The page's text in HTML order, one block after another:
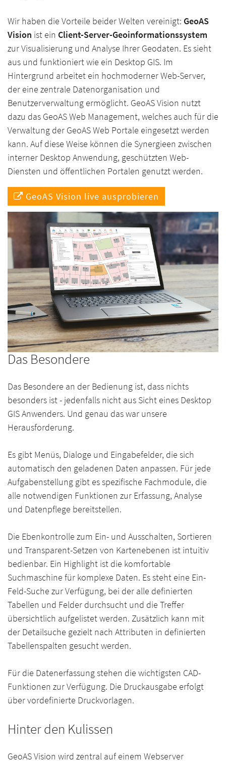
Wir haben die Vorteile beider Welten vereinigt: GeoAS
Vision ist ein Client-Server-Geoinformationssystem
zur Visualisierung und Analyse Ihrer Geodaten. Es sieht
aus und funktioniert wie ein Desktop GIS. Im
Hintergrund arbeitet ein hochmoderner Web-Server,
der eine zentrale Datenorganisation und
Benutzerverwaltung ermöglicht. GeoAS Vision nutzt
dazu das GeoAS Web Management, welches auch für die
Verwaltung der GeoAS Web Portale eingesetzt werden
kann. Auf diese Weise können die Synergieen zwischen
interner Desktop Anwendung, geschützten Web-
Diensten und öffentlichen Portalen genutzt werden.
GeoAS Vision live ausprobieren
Das Besondere
Das Besondere an der Bedienung ist, dass nichts
besonders ist - jedenfalls nicht aus Sicht eines Desktop
GIS Anwenders. Und genau das war unsere
Herausforderung.
Es gibt Menüs, Dialoge und Eingabefelder, die sich
automatisch den geladenen Daten anpassen. Für jede
Aufgabenstellung gibt es spezifische Fachmodule, die
alle notwendigen Funktionen zur Erfassung, Analyse
und Datenpflege bereitstellen.
Die Ebenkontrolle zum Ein- und Ausschalten, Sortieren
und Transparent-Setzen von Kartenebenen ist intuitiv
bedienbar. Ein Highlight ist die komfortable
Suchmaschine für komplexe Daten. Es steht eine Ein-
Feld-Suche zur Verfügung, bei der alle definierten
Tabellen und Felder durchsucht und die Treffer
übersichtlich aufgelistet werden. Zusätzlich kann mit
der Detailsuche gezielt nach Attributen in definierten
Tabellenspalten gesucht werden.
Für die Datenerfassung stehen die wichtigsten CAD-
Funktionen zur Verfügung. Die Druckausgabe erfolgt
über vordefinierte Druckvorlagen.
Hinter den Kulissen
GeoAS Vision wird zentral auf einem Webserver